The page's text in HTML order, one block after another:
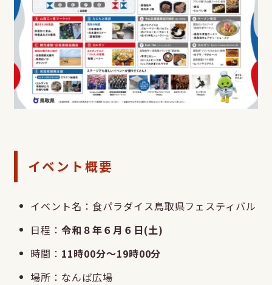
イベント概要
イベント名：食パラダイス鳥取県フェスティバル
日程： 令和８年６月６日(土)
時間： 11時00分～19時00分
場所：なんば広場